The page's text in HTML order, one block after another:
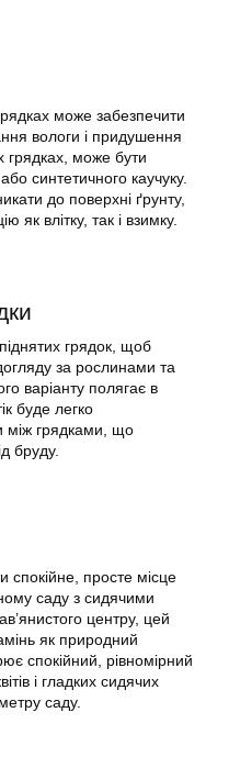
може забезпечити
вологи і придушення
грядках, може бути
синтетичного каучуку.
до поверхні ґрунту,
як влітку, так і взимку.
грядок, щоб
за рослинами та
варіанту полягає в
буде легко
між грядками, що
бруду.
просте місце
саду з сидячими
центру, цей
як природний
спокійний, рівномірний
і гладких сидячих
саду.